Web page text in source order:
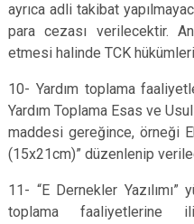
ayrıca adli takibat
para cezası verilecektir.
etmesi halinde TCK
10- Yardım toplama
Yardım Toplama Esas ve
maddesi gereğince, örneği
(15x21cm)” düzenlenip
11- “E Dernekler
toplama faaliyetlerine